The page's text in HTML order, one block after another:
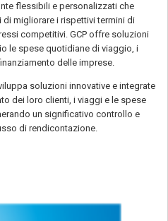
flessibili e personalizzati che
migliorare i rispettivi termini di
competitivi. GCP offre soluzioni
le spese quotidiane di viaggio, i
delle imprese.
soluzioni innovative e integrate
dei loro clienti, i viaggi e le spese
un significativo controllo e
di rendicontazione.